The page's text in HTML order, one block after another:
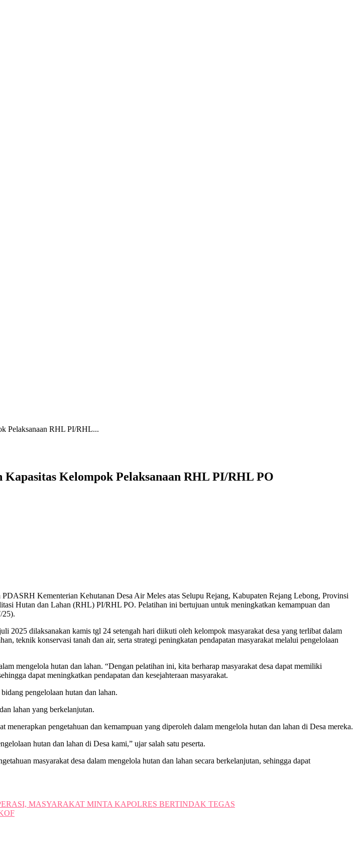
Pelaksanaan RHL PI/RHL...
Kelompok Pelaksanaan RHL PI/RHL PO
Kementerian Kehutanan Desa Air Meles atas Selupu Rejang, Kabupaten Rejang Lebong, Provinsi
Hutan dan Lahan (RHL) PI/RHL PO. Pelatihan ini bertujuan untuk meningkatkan kemampuan dan
25).
dilaksanakan kamis tgl 24 setengah hari diikuti oleh kelompok masyarakat desa yang terlibat dalam
teknik konservasi tanah dan air, serta strategi peningkatan pendapatan masyarakat melalui pengelolaan
mengelola hutan dan lahan. “Dengan pelatihan ini, kita berharap masyarakat desa dapat memiliki
dapat meningkatkan pendapatan dan kesejahteraan masyarakat.
pengelolaan hutan dan lahan.
lahan yang berkelanjutan.
pengetahuan dan kemampuan yang diperoleh dalam mengelola hutan dan lahan di Desa mereka.
hutan dan lahan di Desa kami,” ujar salah satu peserta.
masyarakat desa dalam mengelola hutan dan lahan secara berkelanjutan, sehingga dapat
MASYARAKAT MINTA KAPOLRES BERTINDAK TEGAS